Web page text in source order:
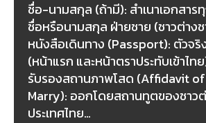
ชื่อ-นามสกุล (ถ้ามี): สำเนาเอกสาร
ชื่อหรือนามสกุล ฝ่ายชาย (ชาวต่าง
หนังสือเดินทาง (Passport): ตัวจริ
(หน้าแรก และหน้าตราประทับเข้าไท
รับรองสถานภาพโสด (Affidavit
Marry): ออกโดยสถานทูตของชาว
ประเทศไทย…